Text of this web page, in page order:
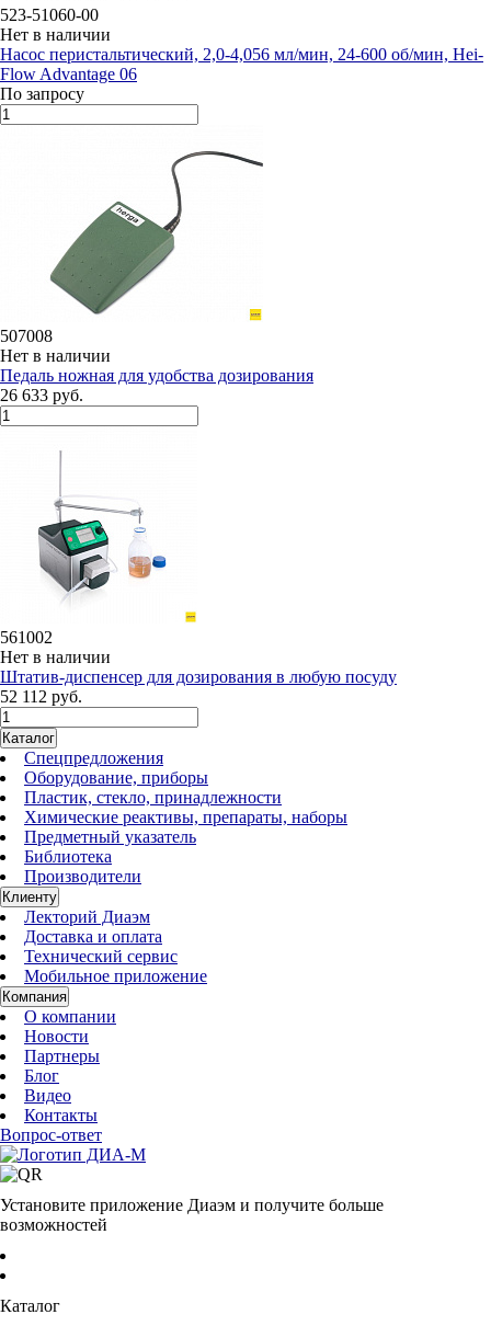
523-51060-00
Нет в наличии
Насос перистальтический, 2,0-4,056 мл/мин, 24-600 об/мин, Hei-
Flow Advantage 06
По запросу
507008
Нет в наличии
Педаль ножная для удобства дозирования
26 633 руб.
561002
Нет в наличии
Штатив-диспенсер для дозирования в любую посуду
52 112 руб.
Каталог
Спецпредложения
Оборудование, приборы
Пластик, стекло, принадлежности
Химические реактивы, препараты, наборы
Предметный указатель
Библиотека
Производители
Клиенту
Лекторий Диаэм
Доставка и оплата
Технический сервис
Мобильное приложение
Компания
О компании
Новости
Партнеры
Блог
Видео
Контакты
Вопрос-ответ
Установите приложение Диаэм и получите больше
возможностей
Каталог